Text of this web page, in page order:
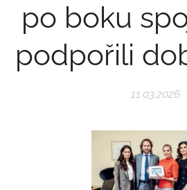
po boku
podpořili
11.03.2026